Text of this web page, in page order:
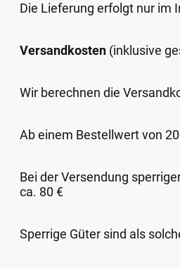
Die Lieferung erfolgt nur im
Versandkosten (inklusive
Wir berechnen die
Ab einem Bestellwert von
Bei der Versendung
ca. 80 €
Sperrige Güter sind als